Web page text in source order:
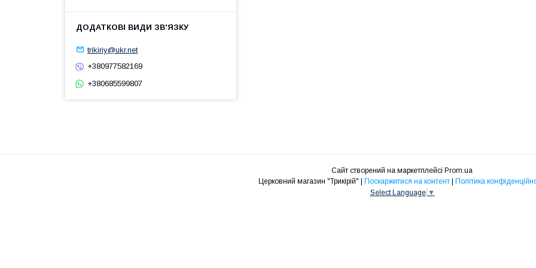
trikiriy@ukr.net
+380977582169
+380685599807
Сайт створений на маркетплейсі Prom.ua
Поскаржитися на контент
Політика
Select Language ▼